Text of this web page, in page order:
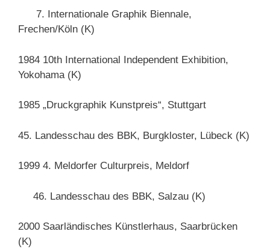
7. Internationale Graphik Biennale,
Frechen/Köln (K)
1984 10th International Independent Exhibition,
Yokohama (K)
1985 „Druckgraphik Kunstpreis“, Stuttgart
45. Landesschau des BBK, Burgkloster, Lübeck (K)
1999 4. Meldorfer Culturpreis, Meldorf
46. Landesschau des BBK, Salzau (K)
2000 Saarländisches Künstlerhaus, Saarbrücken
(K)